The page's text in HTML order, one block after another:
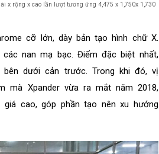
x rộng x cao lần lượt tương ứng 4,475 x 1,750x 1,730
cỡ lớn, dày bản tạo hình chữ X.
nan mạ bạc. Điểm đặc biệt nhất,
dưới cản trước. Trong khi đó, vị
mà Xpander vừa ra mắt năm 2018,
cao, góp phần tạo nên xu hướng